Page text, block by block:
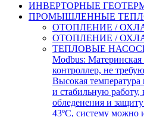
ИНВЕРТОРНЫЕ
ПРОМЫШЛЕННЫЕ
ОТОПЛЕНИЕ /
ОТОПЛЕНИЕ /
ТЕПЛОВЫЕ
Modbus:
контроллер, не
Высокая
и стабильную
обледенения и
43ºC, систему можно